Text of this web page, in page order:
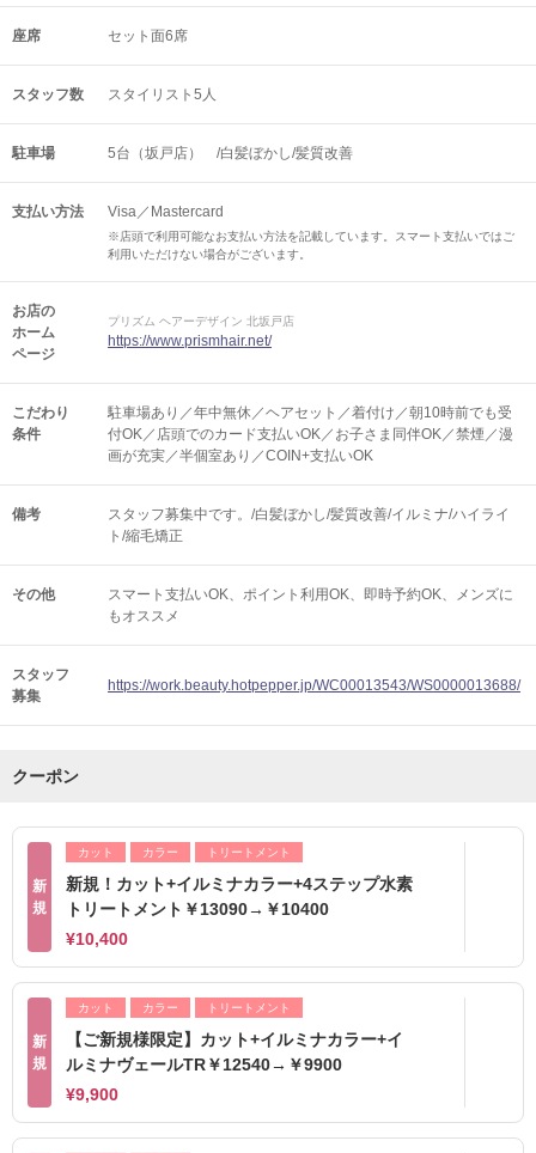
座席 セット面6席
スタッフ数 スタイリスト5人
駐車場 5台（坂戸店） /白髪ぼかし/髪質改善
支払い方法 Visa／Mastercard
※店頭で利用可能なお支払い方法を記載しています。スマート支払いではご
利用いただけない場合がございます。
お店の
ホーム
ページ
プリズム ヘアーデザイン 北坂戸店
https://www.prismhair.net/
こだわり
条件
駐車場あり／年中無休／ヘアセット／着付け／朝10時前でも受
付OK／店頭でのカード支払いOK／お子さま同伴OK／禁煙／漫
画が充実／半個室あり／COIN+支払いOK
備考
スタッフ募集中です。/白髪ぼかし/髪質改善/イルミナ/ハイライ
ト/縮毛矯正
その他 スマート支払いOK ポイント利用OK 即時予約OK
メンズに
もオススメ
スタッフ
募集
https://work.beauty.hotpepper.jp/WC00013543/WS0000013688/
クーポン
新
規
カット カラー トリートメント
新規！カット+イルミナカラー+4ステップ水素
トリートメント￥13090→￥10400
¥10,400
新
規
カット カラー トリートメント
【ご新規様限定】カット+イルミナカラー+イ
ルミナヴェールTR￥12540→￥9900
¥9,900